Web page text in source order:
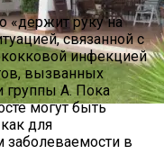
Без
«держит руку на
связанной с
инфекцией
вызванных
группы А. Пока
могут быть
для
заболеваемости в